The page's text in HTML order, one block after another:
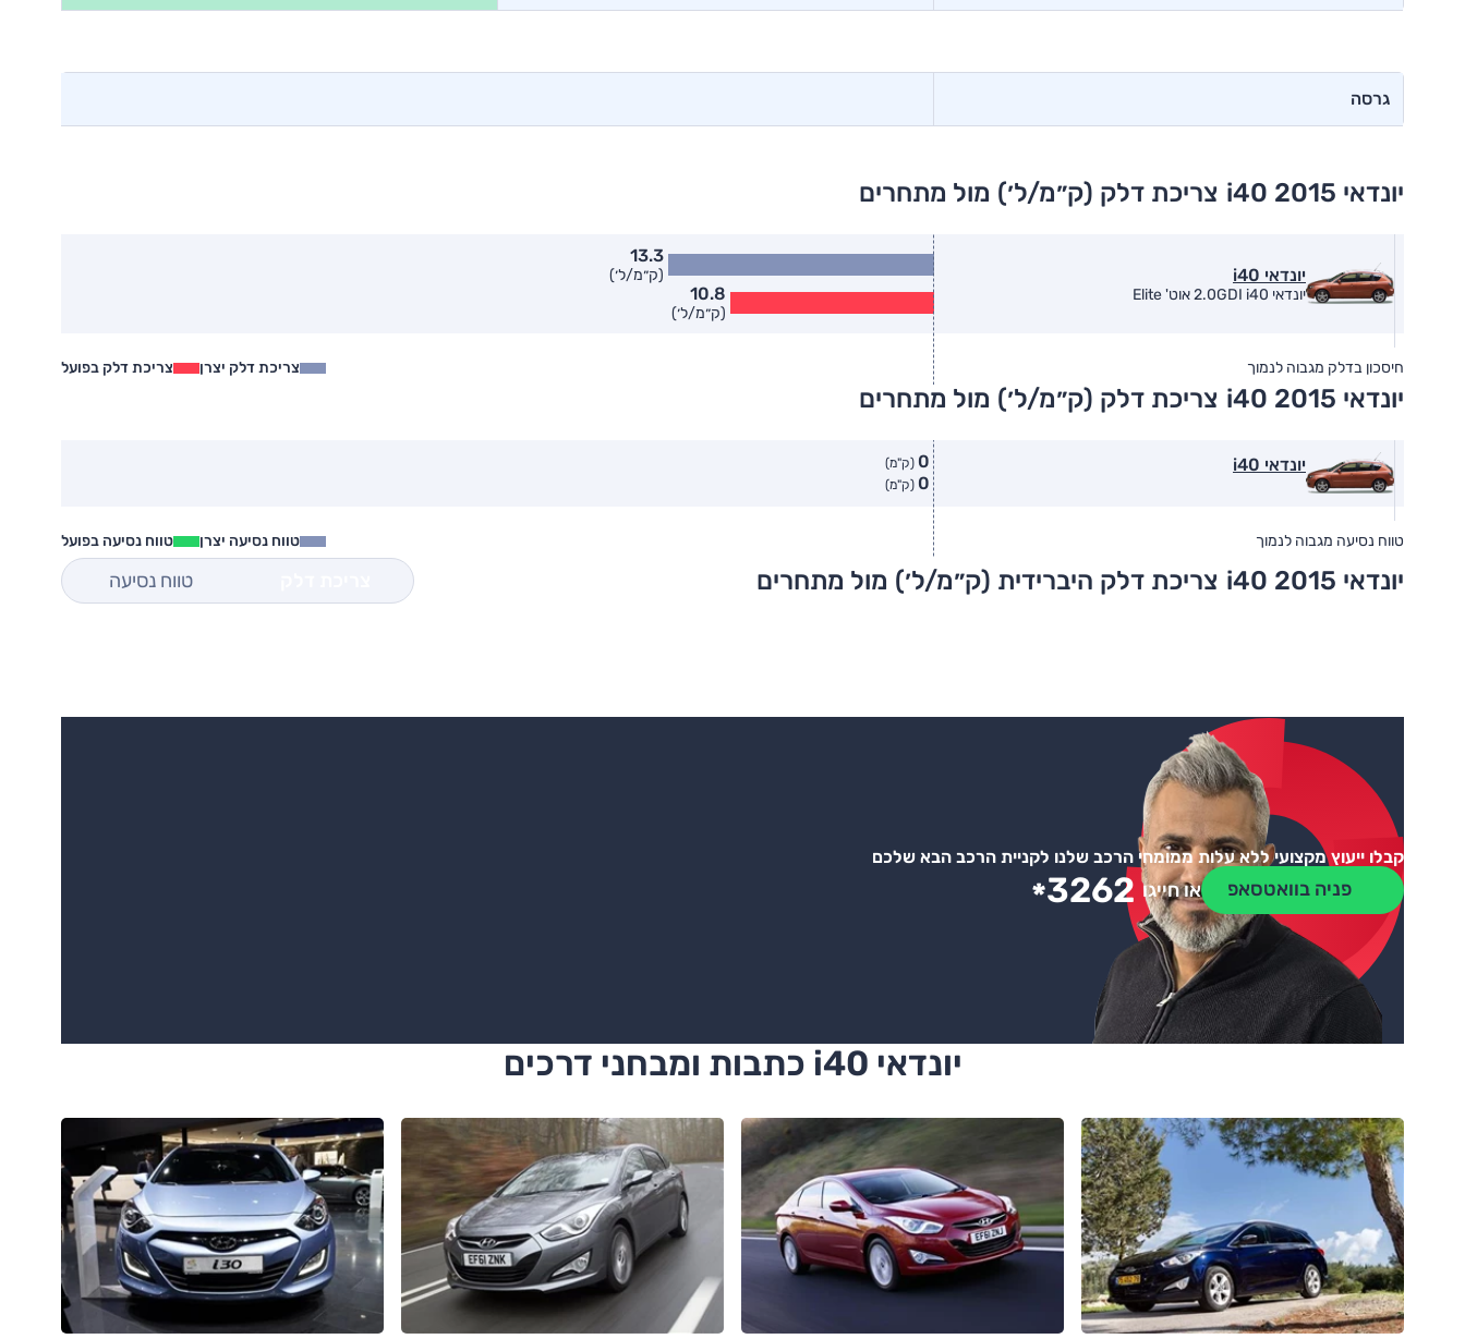
גרסה
יונדאי i40 2015 צריכת דלק (ק״מ/ל׳) מול מתחרים
יונדאי i40
יונדאי 2.0GDI i40 אוט' Elite
13.3
(ק״מ/ל׳)
10.8
(ק״מ/ל׳)
חיסכון בדלק מגבוה לנמוך צריכת דלק יצרן צריכת דלק בפועל
יונדאי i40 2015 צריכת דלק (ק״מ/ל׳) מול מתחרים
יונדאי i40 0 (ק"מ)
0 (ק"מ)
טווח נסיעה מגבוה לנמוך טווח נסיעה יצרן טווח נסיעה בפועל
יונדאי i40 2015 צריכת דלק היברידית (ק״מ/ל׳) מול מתחרים טווח נסיעה
קבלו ייעוץ מקצועי ללא עלות ממומחי הרכב שלנו לקניית הרכב הבא שלכם
פניה בוואטסאפ או חייגו *3262
יונדאי i40 כתבות ומבחני דרכים